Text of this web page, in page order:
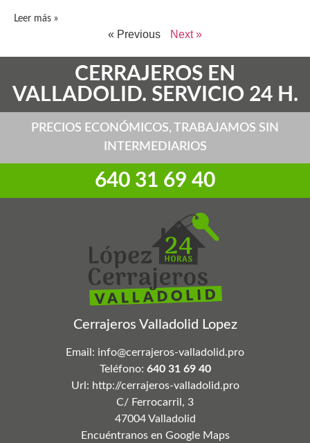
Leer más »
« Previous Next »
CERRAJEROS EN
VALLADOLID. SERVICIO 24 H.
PRECIOS ECONÓMICOS, TRABAJAMOS SIN
INTERMEDIARIOS
‎640 31 69 40
Cerrajeros Valladolid Lopez
Email: info@cerrajeros-valladolid.pro
Teléfono: 640 31 69 40
Url: http://cerrajeros-valladolid.pro
C/ Ferrocarril, 3
47004 Valladolid
Encuéntranos en Google Maps